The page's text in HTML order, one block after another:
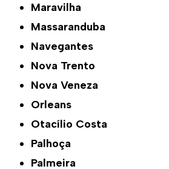
Maravilha
Massaranduba
Navegantes
Nova Trento
Nova Veneza
Orleans
Otacílio Costa
Palhoça
Palmeira